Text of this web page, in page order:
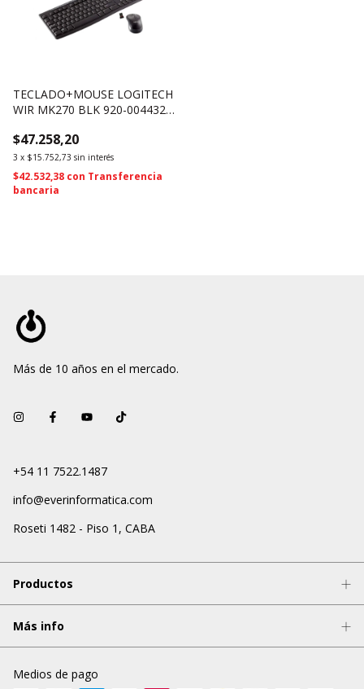
TECLADO+MOUSE LOGITECH
WIR MK270 BLK 920-004432
$47.258,20
3 x $15.752,73 sin interés
$42.532,38 con Transferencia
bancaria
Más de 10 años en el mercado.
+54 11 7522.1487
info@everinformatica.com
Roseti 1482 - Piso 1, CABA
Productos
Más info
Medios de pago